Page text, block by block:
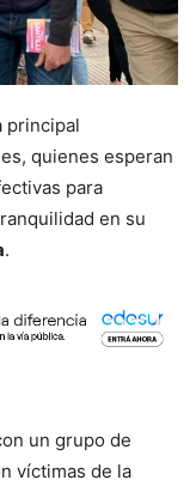
principal
quienes esperan
para
en su
.
un grupo de
víctimas de la